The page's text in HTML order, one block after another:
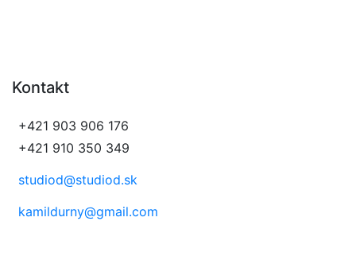
Kontakt
+421 903 906 176
+421 910 350 349
studiod@studiod.sk
kamildurny@gmail.com